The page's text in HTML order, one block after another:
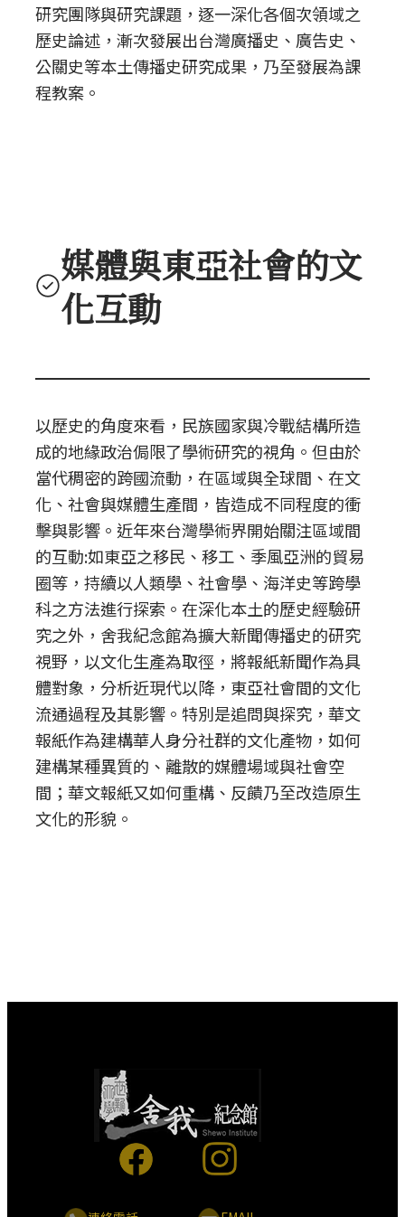
研究團隊與研究課題，逐一深化各個次領域之
歷史論述，漸次發展出台灣廣播史、廣告史、
公關史等本土傳播史研究成果，乃至發展為課
程教案。
媒體與東亞社會的文
化互動
以歷史的角度來看，民族國家與冷戰結構所造
成的地緣政治侷限了學術研究的視角。但由於
當代稠密的跨國流動，在區域與全球間、在文
化、社會與媒體生產間，皆造成不同程度的衝
擊與影響。近年來台灣學術界開始關注區域間
的互動:如東亞之移民、移工、季風亞洲的貿易
圈等，持續以人類學、社會學、海洋史等跨學
科之方法進行探索。在深化本土的歷史經驗研
究之外，舍我紀念館為擴大新聞傳播史的研究
視野，以文化生產為取徑，將報紙新聞作為具
體對象，分析近現代以降，東亞社會間的文化
流通過程及其影響。特別是追問與探究，華文
報紙作為建構華人身分社群的文化產物，如何
建構某種異質的、離散的媒體場域與社會空
間；華文報紙又如何重構、反饋乃至改造原生
文化的形貌。